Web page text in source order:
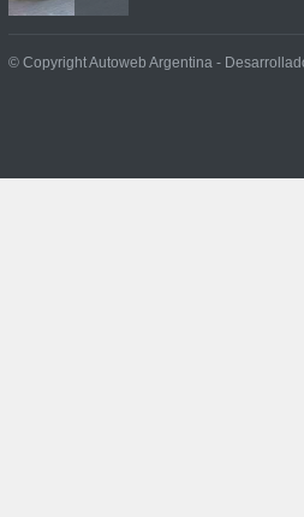
Prueba: BYD Song
© Copyright Autoweb Argentina -